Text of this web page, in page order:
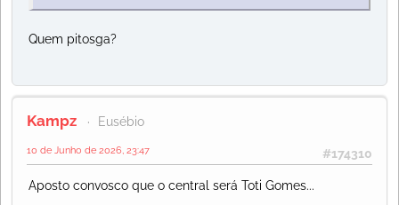
Quem pitosga?
Kampz Eusébio
#174310
10 de Junho de 2026, 23:47
Aposto convosco que o central será Toti Gomes...